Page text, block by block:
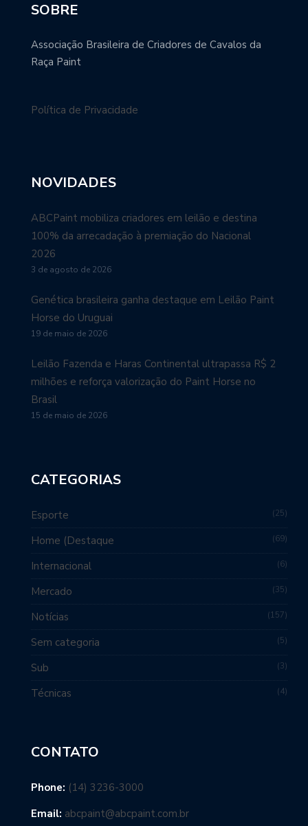
SOBRE
Associação Brasileira de Criadores de Cavalos da
Raça Paint
Política de Privacidade
NOVIDADES
ABCPaint mobiliza criadores em leilão e destina
100% da arrecadação à premiação do Nacional
2026
3 de agosto de 2026
Genética brasileira ganha destaque em Leilão Paint
Horse do Uruguai
19 de maio de 2026
Leilão Fazenda e Haras Continental ultrapassa R$ 2
milhões e reforça valorização do Paint Horse no
Brasil
15 de maio de 2026
CATEGORIAS
Esporte 25
Home (Destaque 69
Internacional 6
Mercado 35
Notícias 157
Sem categoria 5
Sub 3
Técnicas 4
CONTATO
Phone: (14) 3236-3000
Email: abcpaint@abcpaint.com.br